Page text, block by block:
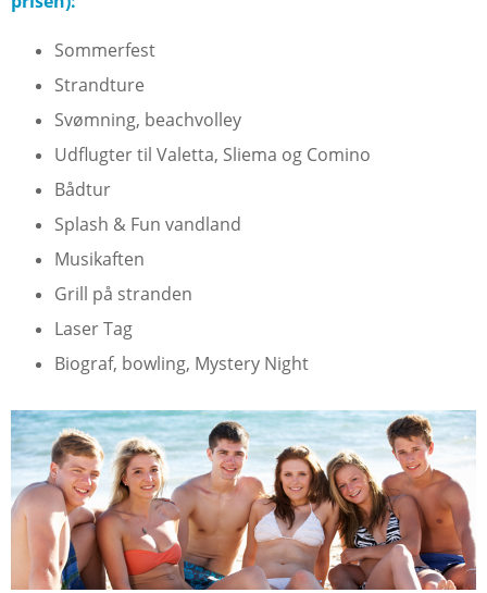
Sommerfest
Strandture
Svømning, beachvolley
Udflugter til Valetta, Sliema og Comino
Bådtur
Splash & Fun vandland
Musikaften
Grill på stranden
Laser Tag
Biograf, bowling, Mystery Night